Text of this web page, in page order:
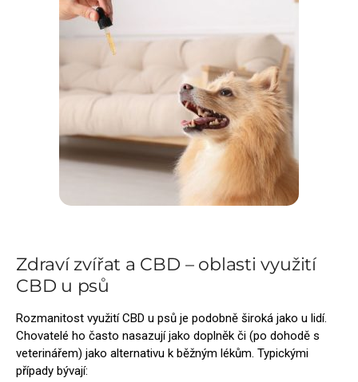
Zdraví zvířat a CBD – oblasti využití
CBD u psů
Rozmanitost využití CBD u psů je podobně široká jako u lidí.
Chovatelé ho často nasazují jako doplněk či (po dohodě s
veterinářem) jako alternativu k běžným lékům. Typickými
případy bývají: